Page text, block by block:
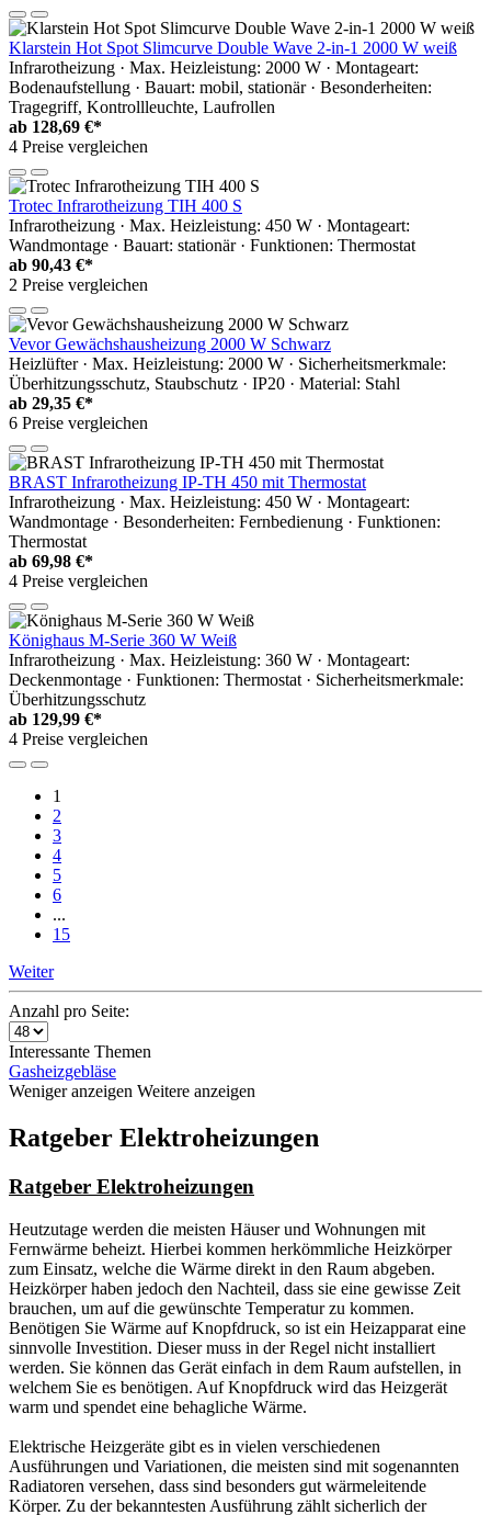
Klarstein Hot Spot Slimcurve Double Wave 2-in-1 2000 W weiß
Infrarotheizung · Max. Heizleistung: 2000 W · Montageart:
Bodenaufstellung · Bauart: mobil, stationär · Besonderheiten:
Tragegriff, Kontrollleuchte, Laufrollen
ab 128,69 €*
4 Preise vergleichen
Trotec Infrarotheizung TIH 400 S
Infrarotheizung · Max. Heizleistung: 450 W · Montageart:
Wandmontage · Bauart: stationär · Funktionen: Thermostat
ab 90,43 €*
2 Preise vergleichen
Vevor Gewächshausheizung 2000 W Schwarz
Heizlüfter · Max. Heizleistung: 2000 W · Sicherheitsmerkmale:
Überhitzungsschutz, Staubschutz · IP20 · Material: Stahl
ab 29,35 €*
6 Preise vergleichen
BRAST Infrarotheizung IP-TH 450 mit Thermostat
Infrarotheizung · Max. Heizleistung: 450 W · Montageart:
Wandmontage · Besonderheiten: Fernbedienung · Funktionen:
Thermostat
ab 69,98 €*
4 Preise vergleichen
Könighaus M-Serie 360 W Weiß
Infrarotheizung · Max. Heizleistung: 360 W · Montageart:
Deckenmontage · Funktionen: Thermostat · Sicherheitsmerkmale:
Überhitzungsschutz
ab 129,99 €*
4 Preise vergleichen
1
2
3
4
5
6
...
15
Weiter
Anzahl pro Seite:
Interessante Themen
Gasheizgebläse
Weniger anzeigen Weitere anzeigen
Ratgeber Elektroheizungen
Ratgeber Elektroheizungen
Heutzutage werden die meisten Häuser und Wohnungen mit
Fernwärme beheizt. Hierbei kommen herkömmliche Heizkörper
zum Einsatz, welche die Wärme direkt in den Raum abgeben.
Heizkörper haben jedoch den Nachteil, dass sie eine gewisse Zeit
brauchen, um auf die gewünschte Temperatur zu kommen.
Benötigen Sie Wärme auf Knopfdruck, so ist ein Heizapparat eine
sinnvolle Investition. Dieser muss in der Regel nicht installiert
werden. Sie können das Gerät einfach in dem Raum aufstellen, in
welchem Sie es benötigen. Auf Knopfdruck wird das Heizgerät
warm und spendet eine behagliche Wärme.
Elektrische Heizgeräte gibt es in vielen verschiedenen
Ausführungen und Variationen, die meisten sind mit sogenannten
Radiatoren versehen, dass sind besonders gut wärmeleitende
Körper. Zu der bekanntesten Ausführung zählt sicherlich der